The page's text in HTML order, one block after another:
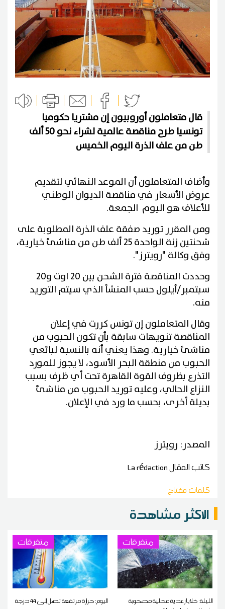
قال متعاملون أوروبيون إن مشتريا حكوميا
تونسيا طرح مناقصة عالمية لشراء نحو 50 ألف
طن من علف الذرة اليوم الخميس
وأضاف المتعاملون أن الموعد النهائي لتقديم
عروض الأسعار في مناقصة الديوان الوطني
للأعلاف هو اليوم الجمعة.
ومن المقرر توريد صفقة علف الذرة المطلوبة على
شحنتين زنة الواحدة 25 ألف طن من مناشئ خيارية،
وفق وكالة "رويترز".
وحددت المناقصة فترة الشحن بين 20 اوت و20
سبتمبر/أيلول حسب المنشأ الذي سيتم التوريد
منه.
وقال المتعاملون إن تونس كررت في إعلان
المناقصة تنويهات سابقة بأن تكون الحبوب من
مناشئ خيارية. وهذا يعني أنه بالنسبة لبائعي
الحبوب من منطقة البحر الأسود، لا يجوز للمورد
التذرع بظروف القوة القاهرة تحت أي ظرف بسبب
النزاع الحالي، وعليه توريد الحبوب من مناشئ
بديلة أخرى، بحسب ما ورد في الإعلان.
المصدر: رويترز
كاتب المقالLa rédaction
كلمات مفتاح
الاكثر مشاهدة
متفرقات
الليلة: خلايا رعدية محلية مصحوبة
متفرقات
اليوم: حرارة مرتفعة تصل إلى 44 درجة